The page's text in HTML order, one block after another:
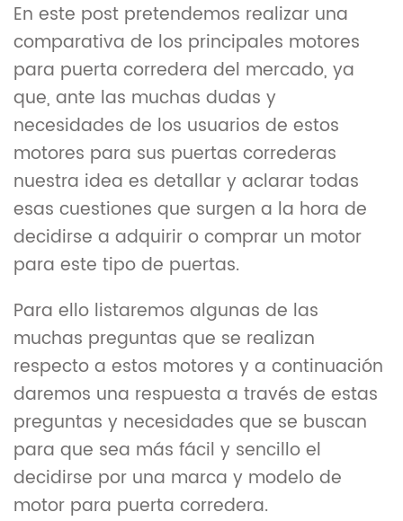
En este post pretendemos realizar una
comparativa de los principales motores
para puerta corredera del mercado, ya
que, ante las muchas dudas y
necesidades de los usuarios de estos
motores para sus puertas correderas
nuestra idea es detallar y aclarar todas
esas cuestiones que surgen a la hora de
decidirse a adquirir o comprar un motor
para este tipo de puertas.
Para ello listaremos algunas de las
muchas preguntas que se realizan
respecto a estos motores y a continuación
daremos una respuesta a través de estas
preguntas y necesidades que se buscan
para que sea más fácil y sencillo el
decidirse por una marca y modelo de
motor para puerta corredera.